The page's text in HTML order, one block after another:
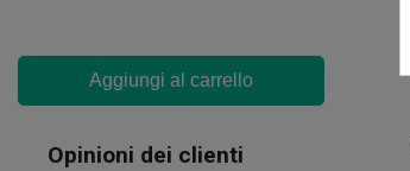
Aggiungi al carrello
Opinioni dei clienti